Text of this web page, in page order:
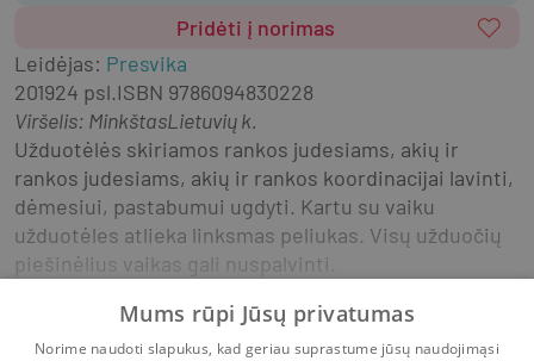
Pridėti į norimas
Leidėjas: Presvika
201924 psl.ISBN 9786094830228
Viršelis: MinkštasLietuvių k.
Užduotėlės skiriamos rankos judesiams, akių ir
rankos judesiams, akių ir rankos koordinacijai lavinti,
dėmesiui, pastabumui ugdyti. Kartu su vaiku
užduotėles atlieka linksmas peliukas. Visų užduočių
piešinėlius vaikas gali nuspalvinti.
Rodyti daugiau
Mums rūpi Jūsų privatumas
Norime naudoti slapukus, kad geriau suprastume jūsų naudojimąsi